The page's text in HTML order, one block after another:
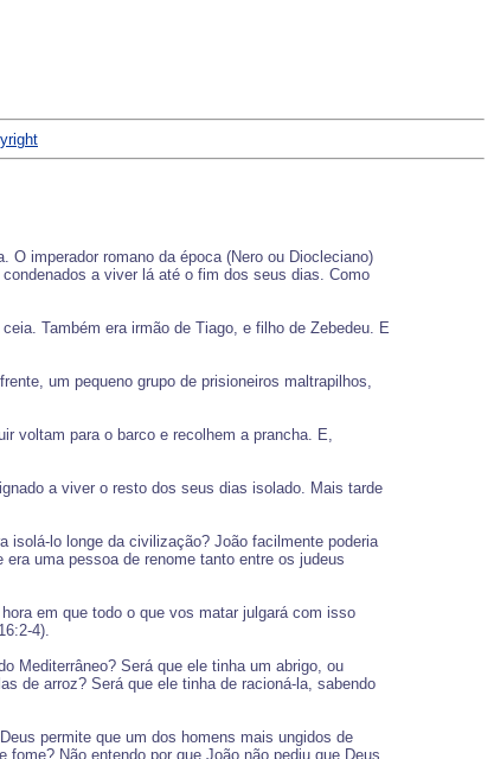
O imperador romano da época (Nero ou Diocleciano)
a viver lá até o fim dos seus dias. Como
Também era irmão de Tiago, e filho de Zebedeu. E
um pequeno grupo de prisioneiros maltrapilhos,
voltam para o barco e recolhem a prancha. E,
a viver o resto dos seus dias isolado. Mais tarde
isolá-lo longe da civilização? João facilmente poderia
uma pessoa de renome tanto entre os judeus
em que todo o que vos matar julgará com isso
4).
Mediterrâneo? Será que ele tinha um abrigo, ou
de arroz? Será que ele tinha de racioná-la, sabendo
permite que um dos homens mais ungidos de
Não entendo por que João não pediu que Deus